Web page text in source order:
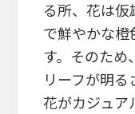
る所、花は
で鮮やかな橙
す。そのた
リーフが明
花がカジュア